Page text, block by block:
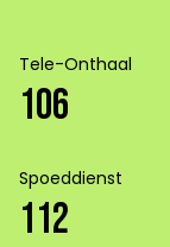
Tele-Onthaal
106
Spoeddienst
112